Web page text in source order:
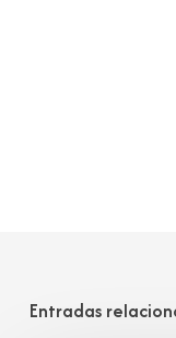
Entradas